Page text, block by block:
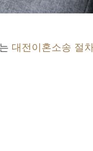
대전이혼소송 절